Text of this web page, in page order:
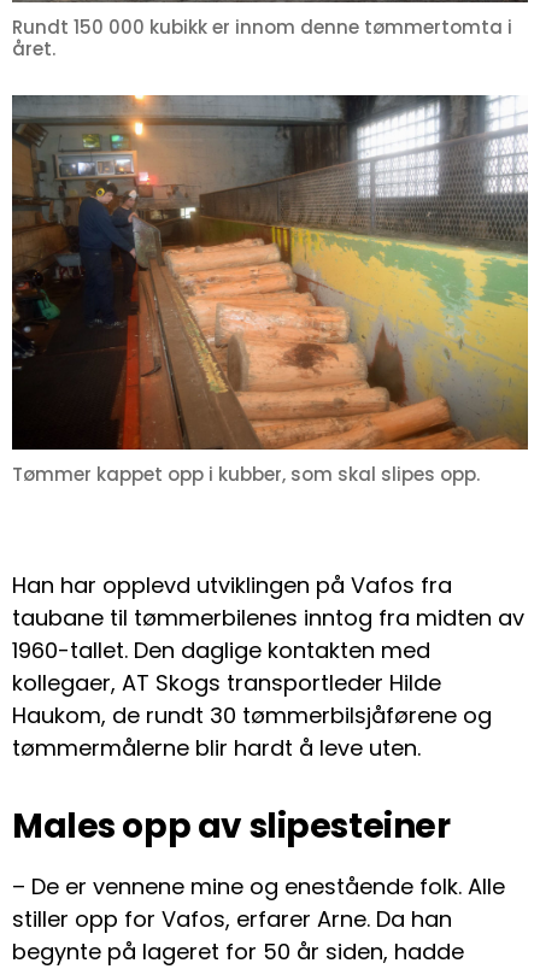
Rundt 150 000 kubikk er innom denne tømmertomta i
året.
Tømmer kappet opp i kubber, som skal slipes opp.
Han har opplevd utviklingen på Vafos fra
taubane til tømmerbilenes inntog fra midten av
1960-tallet. Den daglige kontakten med
kollegaer, AT Skogs transportleder Hilde
Haukom, de rundt 30 tømmerbilsjåførene og
tømmermålerne blir hardt å leve uten.
Males opp av slipesteiner
– De er vennene mine og enestående folk. Alle
stiller opp for Vafos, erfarer Arne. Da han
begynte på lageret for 50 år siden, hadde